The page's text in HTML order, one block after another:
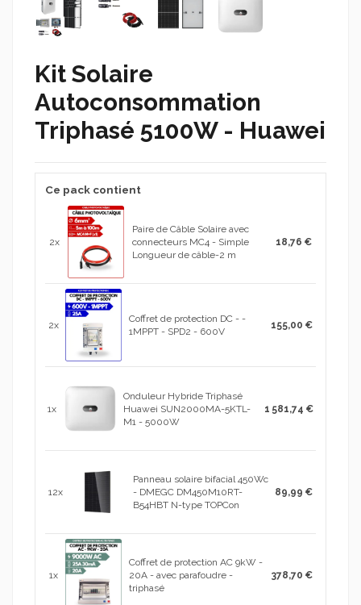
Kit Solaire
Autoconsommation
Triphasé 5100W - Huawei
Ce pack contient
2x
Paire de Câble Solaire avec
connecteurs MC4 - Simple
Longueur de câble-2 m
18,76 €
2x
Coffret de protection DC - -
1MPPT - SPD2 - 600V
155,00 €
1x
Onduleur Hybride Triphasé
Huawei SUN2000MA-5KTL-
M1 - 5000W
1 581,74 €
12x
Panneau solaire bifacial 450Wc
- DMEGC DM450M10RT-
B54HBT N-type TOPCon
89,99 €
1x
Coffret de protection AC 9kW -
20A - avec parafoudre -
triphasé
378,70 €